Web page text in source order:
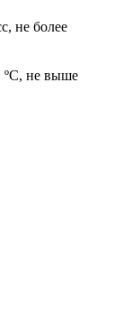
не более
ºС, не выше